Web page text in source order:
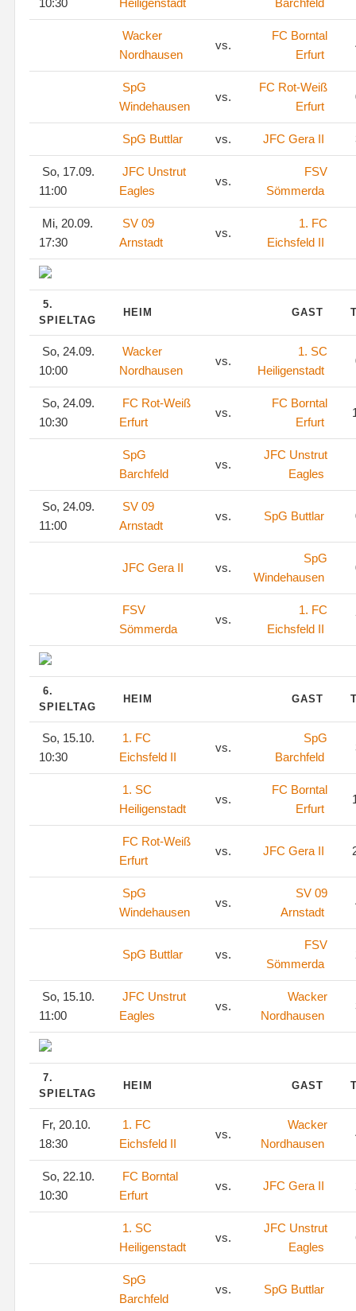
10:30
Heiligenstadt
Barchfeld
Wacker
Nordhausen
vs.
FC Borntal
Erfurt
SpG
Windehausen
vs.
FC Rot-Weiß
Erfurt
SpG Buttlar vs. JFC Gera II
So, 17.09.
11:00
JFC Unstrut
Eagles
vs.
FSV
Sömmerda
Mi, 20.09.
17:30
SV 09
Arnstadt
vs.
1. FC
Eichsfeld II
5.
SPIELTAG
HEIM GAST
So, 24.09.
10:00
Wacker
Nordhausen
vs.
1. SC
Heiligenstadt
So, 24.09.
10:30
FC Rot-Weiß
Erfurt
vs.
FC Borntal
Erfurt
SpG
Barchfeld
vs.
JFC Unstrut
Eagles
So, 24.09.
11:00
SV 09
Arnstadt
vs. SpG Buttlar
JFC Gera II vs.
SpG
Windehausen
FSV
Sömmerda
vs.
1. FC
Eichsfeld II
6.
SPIELTAG
HEIM GAST
So, 15.10.
10:30
1. FC
Eichsfeld II
vs.
SpG
Barchfeld
1. SC
Heiligenstadt
vs.
FC Borntal
Erfurt
FC Rot-Weiß
Erfurt
vs. JFC Gera II
SpG
Windehausen
vs.
SV 09
Arnstadt
SpG Buttlar vs.
FSV
Sömmerda
So, 15.10.
11:00
JFC Unstrut
Eagles
vs.
Wacker
Nordhausen
7.
SPIELTAG
HEIM GAST
Fr, 20.10.
18:30
1. FC
Eichsfeld II
vs.
Wacker
Nordhausen
So, 22.10.
10:30
FC Borntal
Erfurt
vs. JFC Gera II
1. SC
Heiligenstadt
vs.
JFC Unstrut
Eagles
SpG
Barchfeld
vs. SpG Buttlar